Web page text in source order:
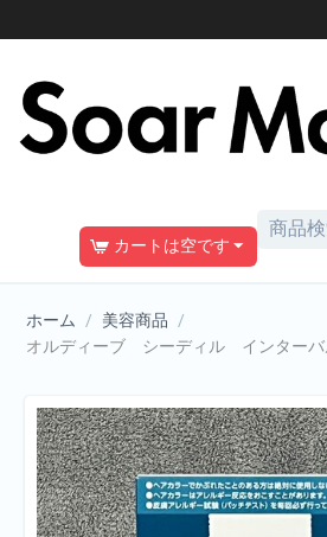
カートは空です
ホーム / 美容商品 /
オルディーブ シーディル インターバ